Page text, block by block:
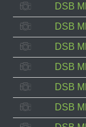
DSB
DSB
DSB
DSB
DSB
DSB